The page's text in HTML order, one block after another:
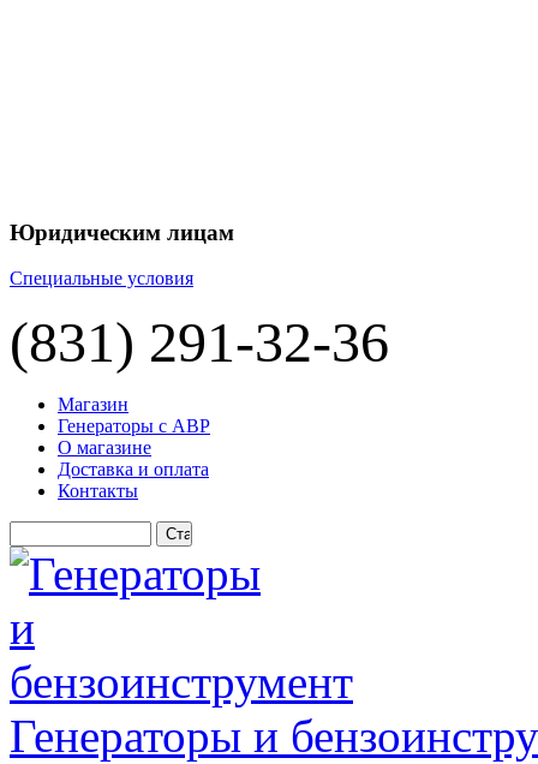
Юридическим лицам
Специальные условия
(831) 291-32-36
Магазин
Генераторы с АВР
О магазине
Доставка и оплата
Контакты
Генераторы и